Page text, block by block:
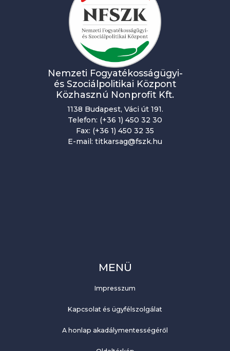
Nemzeti Fogyatékosságügyi-
és Szociálpolitikai Központ
Közhasznú Nonprofit Kft.
1138 Budapest, Váci út 191.
Telefon: (+36 1) 450 32 30
Fax: (+36 1) 450 32 35
E-mail: titkarsag@fszk.hu
MENÜ
Impresszum
Kapcsolat és ügyfélszolgálat
A honlap akadálymentességéről